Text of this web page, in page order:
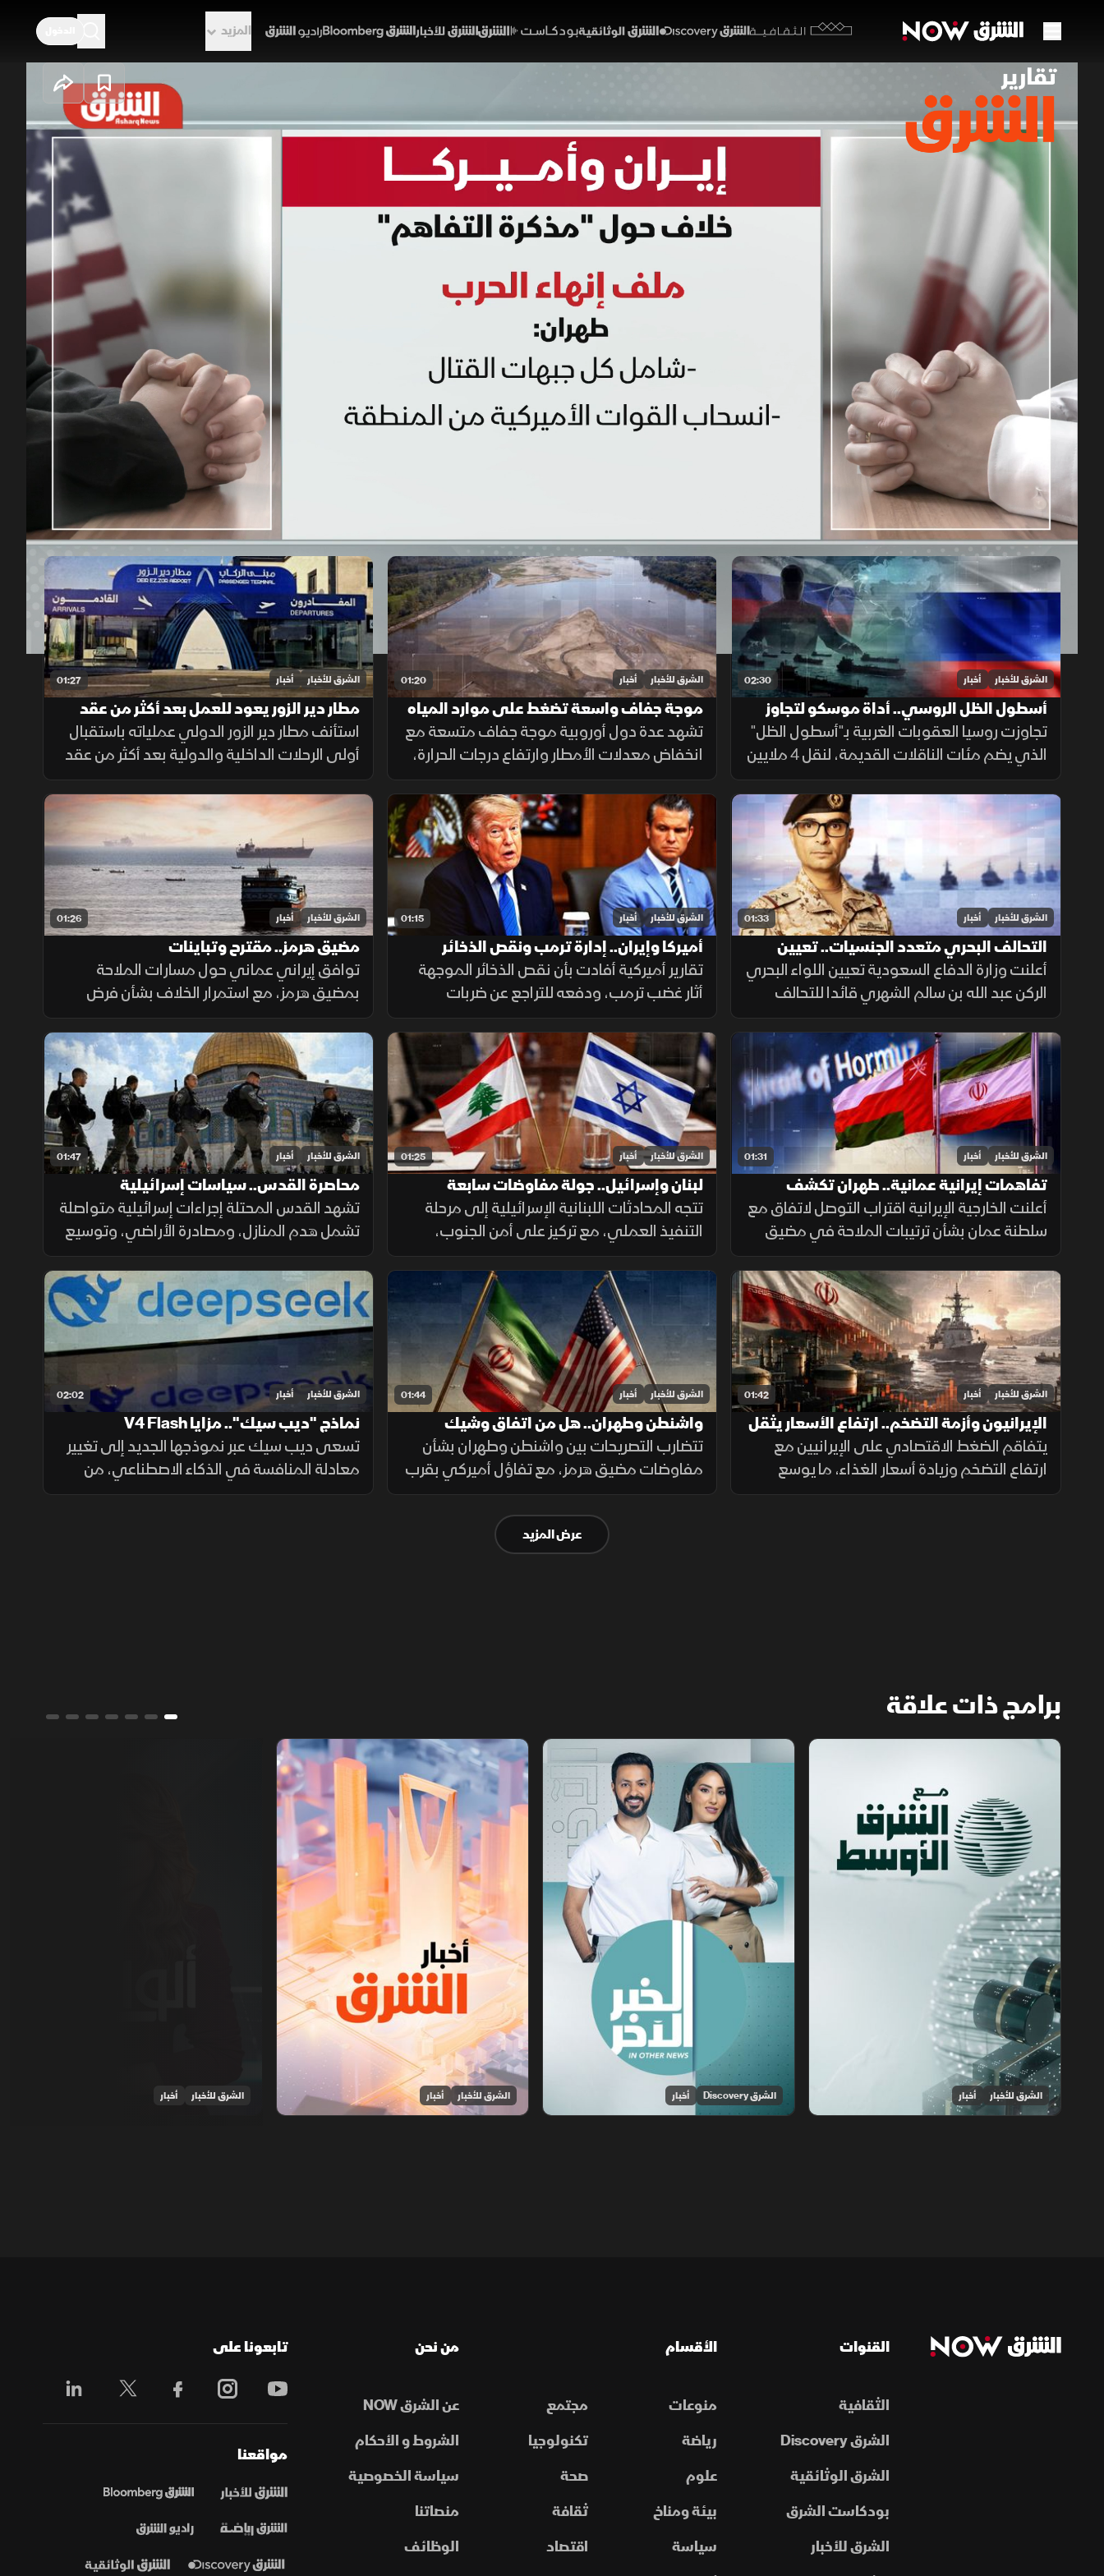
الثقافية
المزيد
00:12/01:43 1x auto
27 مايو 2026 01:42 أخبار
تقارير الشرق
تواجه مذكرة تفاهم بين واشنطن وطهران تضم 14 بندا خلافات حادة، فالإطار العام يركز على إنهاء الحرب بكافة
الجبهات كجبهة إسرائيل وحزب الله، لكن واشنطن ترفض سحب قواتها وتتمسك بحق إسرائيل في الرد. كما
تشترط أميركا تنازلات نووية وضمان أمن مضيق هرمز لرفع الحصار، بينما تطالب إيران برفع العقوبات وفرض
رسوم ملاحية بالمرور.
حلقات الموسم 2026
02:30 الشرق للأخبار أخبار
أسطول الظل الروسي.. أداة موسكو لتجاوز
العقوبات
تجاوزت روسيا العقوبات الغربية بـ"أسطول الظل"
الذي يضم مئات الناقلات القديمة، لنقل 4 ملايين
برميل نفط يوميا للصين والهند عبر تكتيكات تخف
بحرية، ما أمن لموسكو مليارات الدولارات.
01:20 الشرق للأخبار أخبار
موجة جفاف واسعة تضغط على موارد المياه
في أوروبا
تشهد عدة دول أوروبية موجة جفاف متسعة مع
انخفاض معدلات الأمطار وارتفاع درجات الحرارة،
ما أدى إلى تراجع مستويات الأنهار والخزانات
وزيادة الضغوط على الموارد المائية.
01:27 الشرق للأخبار أخبار
مطار دير الزور يعود للعمل بعد أكثر من عقد
من الإغلاق
استأنف مطار دير الزور الدولي عملياته باستقبال
أولى الرحلات الداخلية والدولية بعد أكثر من عقد
من التوقف، في خطوة تهدف إلى تسهيل حركة
التنقل وتعزيز الربط الجوي بالمنطقة.
01:33 الشرق للأخبار أخبار
التحالف البحري متعدد الجنسيات.. تعيين
قائد جديد
أعلنت وزارة الدفاع السعودية تعيين اللواء البحري
الركن عبد الله بن سالم الشهري قائدا للتحالف
الدولي متعدد الجنسيات، في خطوة تعزز جاهزية
التحالف لحماية الملاحة وأمن الممرات البحرية.
01:15 الشرق للأخبار أخبار
أميركا وإيران.. إدارة ترمب ونقص الذخائر
تقارير أميركية أفادت بأن نقص الذخائر الموجهة
أثار غضب ترمب، ودفعه للتراجع عن ضربات
واسعة ضد إيران. وزير الحرب حمل بايدن ثم نائبه
مسؤولية الأزمة، فيما نفى البيت الأبيض صحة
التقارير.
01:26 الشرق للأخبار أخبار
مضيق هرمز.. مقترح وتباينات
توافق إيراني عماني حول مسارات الملاحة
بمضيق هرمز، مع استمرار الخلاف بشأن فرض
رسوم عبور، حيث تشترط طهران رفع العقوبات
لفتح المضيق وسط رفض أميركي ورفض داخلي
من الحرس الثوري.
01:31 الشرق للأخبار أخبار
تفاهمات إيرانية عمانية.. طهران تكشف
تفاصيل اتفاق مضيق هرمز
أعلنت الخارجية الإيرانية اقتراب التوصل لاتفاق مع
سلطنة عمان بشأن ترتيبات الملاحة في مضيق
هرمز، مؤكدة أن فتح المضيق يبقى مشروطًا
بالتزام أميركا برفع العقوبات والإفراج عن الأصول
الإيرانية.
01:25 الشرق للأخبار أخبار
لبنان وإسرائيل.. جولة مفاوضات سابعة
تتجه المحادثات اللبنانية الإسرائيلية إلى مرحلة
التنفيذ العملي، مع تركيز على أمن الجنوب،
وترتيبات انتشار القوات، والحدود البرية، وسط
تحديات تتعلق بالضمانات السياسية وتحويل
الاتفاقات إلى واقع مستدام.
01:47 الشرق للأخبار أخبار
محاصرة القدس.. سياسات إسرائيلية
تشهد القدس المحتلة إجراءات إسرائيلية متواصلة
تشمل هدم المنازل، ومصادرة الأراضي، وتوسيع
المستوطنات، وتسوية الأراضي، وسط تحذيرات
من تغيير الواقع الديموغرافي والجغرافي
للمدينة.
01:42 الشرق للأخبار أخبار
الإيرانيون وأزمة التضخم.. ارتفاع الأسعار يثقل
كاهل الأسر
يتفاقم الضغط الاقتصادي على الإيرانيين مع
ارتفاع التضخم وزيادة أسعار الغذاء، ما يوسع
الفجوة بين الشرائح الاجتماعية ويدفع الأسر إلى
01:44 الشرق للأخبار أخبار
واشنطن وطهران.. هل من اتفاق وشيك
تتضارب التصريحات بين واشنطن وطهران بشأن
مفاوضات مضيق هرمز، مع تفاؤل أميركي بقرب
اتفاق محتمل ونفي إيراني لمحادثات مباشرة،
بينما تستمر الوساطات الإقليمية لخفض التوتر.
02:02 الشرق للأخبار أخبار
نماذج "ديب سيك".. مزايا V4 Flash
تسعى ديب سيك عبر نموذجها الجديد إلى تغيير
معادلة المنافسة في الذكاء الاصطناعي، من
خلال خفض تكلفة الاستخدام مع الحفاظ على
عرض المزيد
برامج ذات علاقة
مع الشرق الأوسط
الشرق للأخبار أخبار
الخبر الآخر
الشرق Discovery أخبار
أخبار الشرق
الشرق للأخبار أخبار الشرق للأخبار أخبار
القنوات
الثقافية
الشرق Discovery
الشرق الوثائقية
بودكاست الشرق
الشرق للأخبار
الأقسام
منوعات
مجتمع
رياضة
تكنولوجيا
علوم
صحة
بيئة ومناخ
ثقافة
سياسة
اقتصاد
من نحن
عن الشرق NOW
الشروط و الأحكام
سياسة الخصوصية
منصاتنا
الوظائف
تابعونا على
مواقعنا